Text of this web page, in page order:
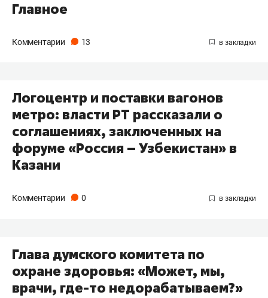
Главное
Комментарии 13
Логоцентр и поставки вагонов
метро: власти РТ рассказали о
соглашениях, заключенных на
форуме «Россия – Узбекистан» в
Казани
Комментарии 0
Глава думского комитета по
охране здоровья: «Может, мы,
врачи, где-то недорабатываем?»